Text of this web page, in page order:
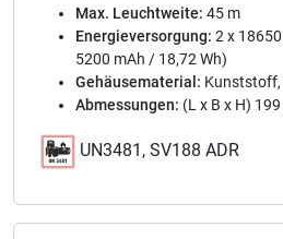
Max. Leuchtweite: 45 m
Energieversorgung: 2 x
5200 mAh / 18,72 Wh)
Gehäusematerial: Kunststoff,
Abmessungen: (L x B x H)
UN3481, SV188 ADR